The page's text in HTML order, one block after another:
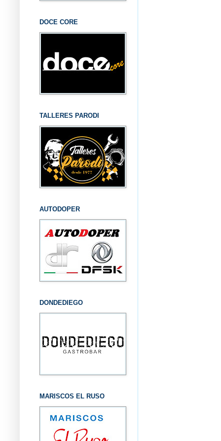
DOCE CORE
TALLERES PARODI
AUTODOPER
DONDEDIEGO
MARISCOS EL RUSO